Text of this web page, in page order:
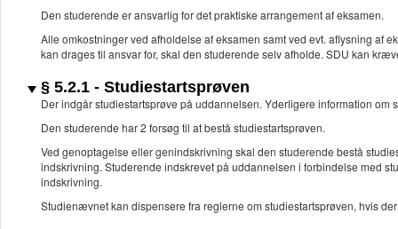
Den studerende er ansvarlig for det praktiske arrangement af eksamen.
Alle omkostninger ved afholdelse af eksamen samt ved evt. aflysning af
kan drages til ansvar for, skal den studerende selv afholde. SDU kan
§ 5.2.1 - Studiestartsprøven
Der indgår studiestartsprøve på uddannelsen. Yderligere information
Den studerende har 2 forsøg til at bestå studiestartsprøven.
Ved genoptagelse eller genindskrivning skal den studerende bestå
indskrivning. Studerende indskrevet på uddannelsen i forbindelse med
indskrivning.
Studienævnet kan dispensere fra reglerne om studiestartsprøven, hvis